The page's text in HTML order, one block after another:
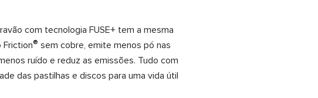
com tecnologia FUSE+ tem a mesma
Friction® sem cobre, emite menos pó nas
ruído e reduz as emissões. Tudo com
das pastilhas e discos para uma vida útil